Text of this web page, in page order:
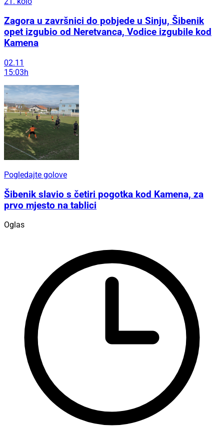
Zagora u završnici do pobjede u Sinju, Šibenik
opet izgubio od Neretvanca, Vodice izgubile kod
Kamena
02.11
15:03h
Pogledajte golove
Šibenik slavio s četiri pogotka kod Kamena, za
prvo mjesto na tablici
Oglas